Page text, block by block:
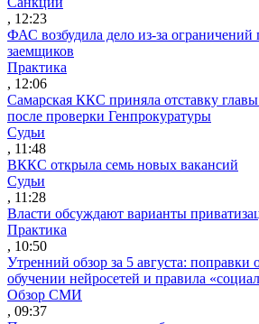
, 12:23
ФАС возбудила дело из-за ограничений
заемщиков
Практика
, 12:06
Самарская ККС приняла отставку
после проверки Генпрокуратуры
Судьи
, 11:48
ВККС открыла семь новых вакансий
Судьи
, 11:28
Власти обсуждают варианты
Практика
, 10:50
Утренний обзор за 5 августа: поправки
обучении нейросетей и правила
Обзор СМИ
, 09:37